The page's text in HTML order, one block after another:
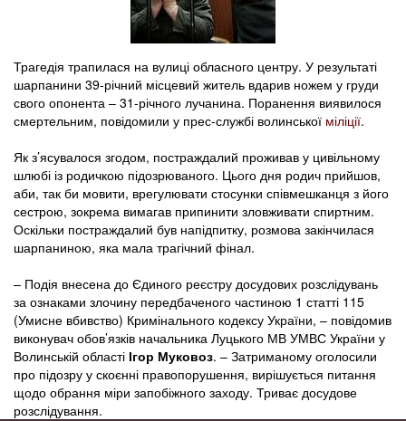
Трагедія трапилася на вулиці обласного центру. У результаті
шарпанини 39-річний місцевий житель вдарив ножем у груди
свого опонента – 31-річного лучанина. Поранення виявилося
смертельним, повідомили у прес-службі волинської міліції.
Як з’ясувалося згодом, постраждалий проживав у цивільному
шлюбі із родичкою підозрюваного. Цього дня родич прийшов,
аби, так би мовити, врегулювати стосунки співмешканця з його
сестрою, зокрема вимагав припинити зловживати спиртним.
Оскільки постраждалий був напідпитку, розмова закінчилася
шарпаниною, яка мала трагічний фінал.
– Подія внесена до Єдиного реєстру досудових розслідувань
за ознаками злочину передбаченого частиною 1 статті 115
(Умисне вбивство) Кримінального кодексу України, – повідомив
виконувач обов’язків начальника Луцького МВ УМВС України у
Волинській області Ігор Муковоз. – Затриманому оголосили
про підозру у скоєнні правопорушення, вирішується питання
щодо обрання міри запобіжного заходу. Триває досудове
розслідування.